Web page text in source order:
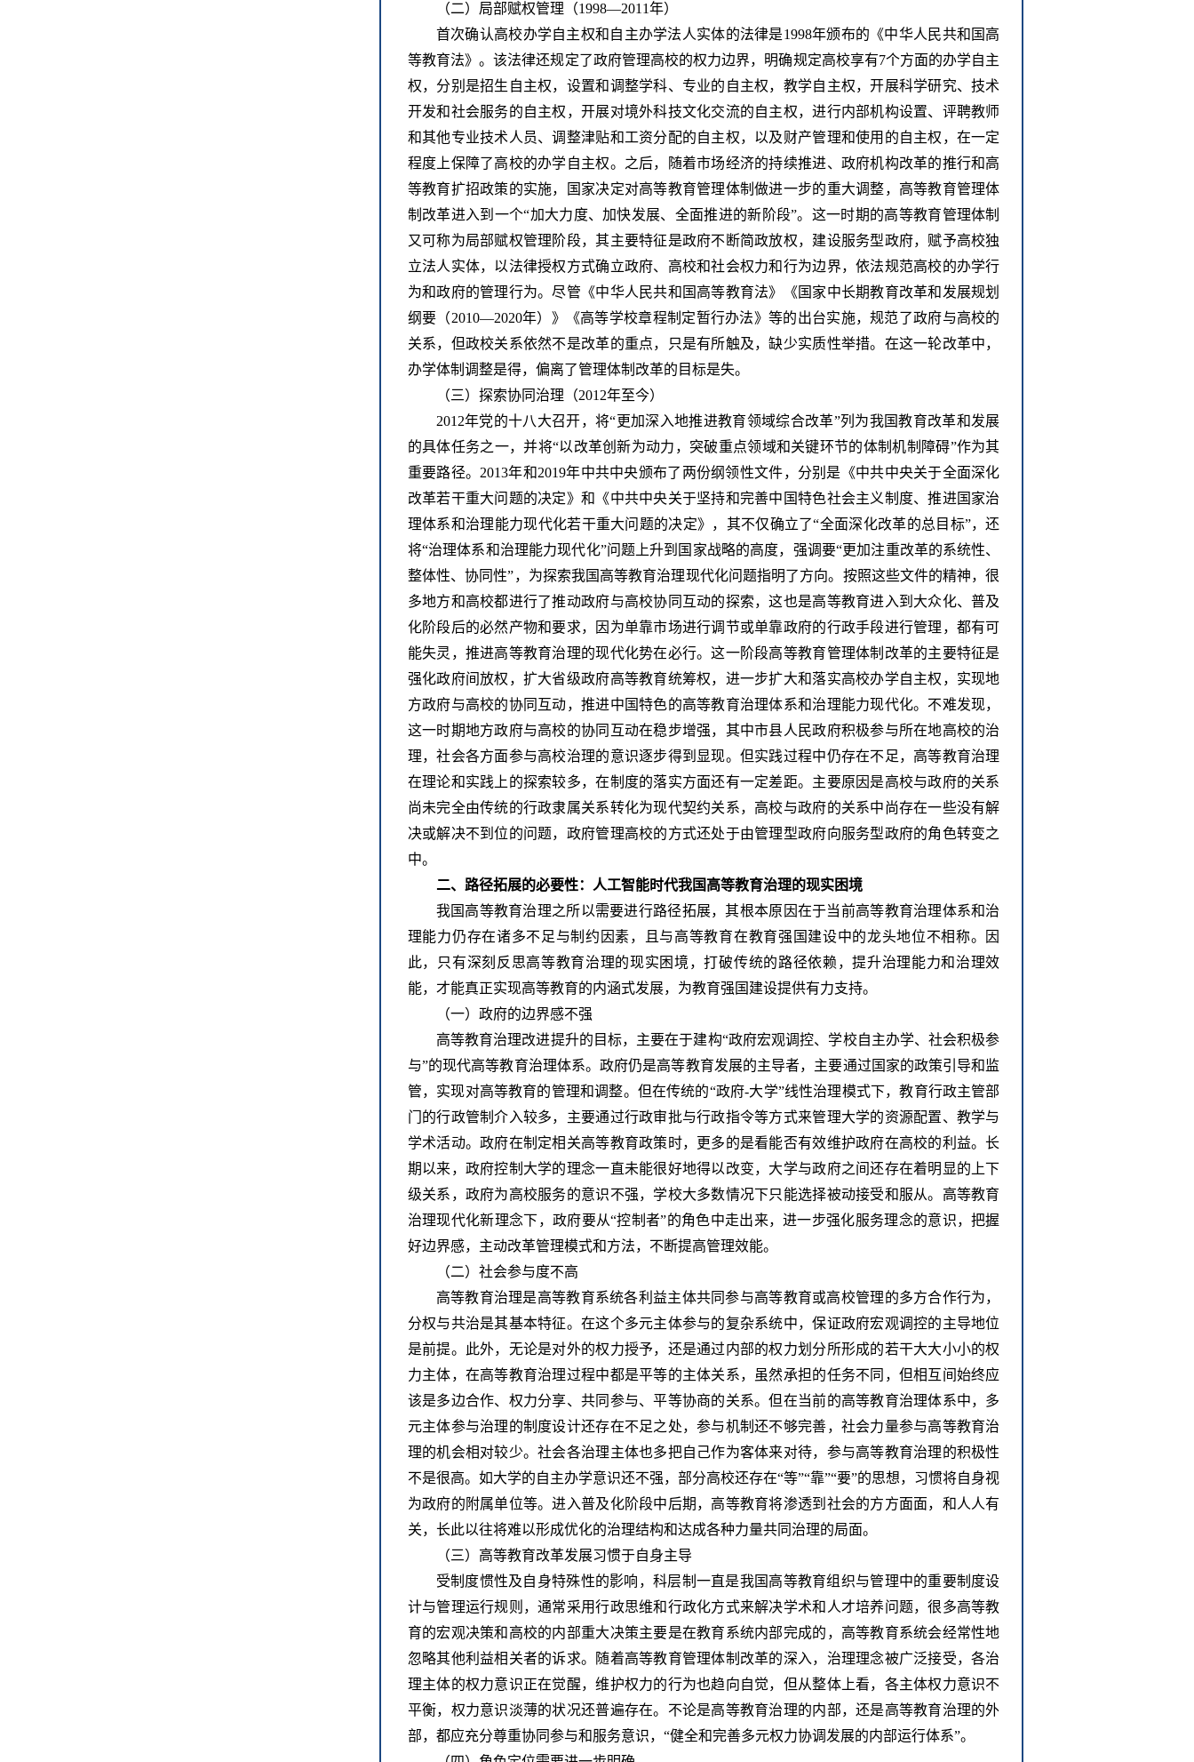
（二）局部赋权管理（1998—2011年）
首次确认高校办学自主权和自主办学法人实体的法律是1998年颁布的《中华人民共和国高
等教育法》。该法律还规定了政府管理高校的权力边界，明确规定高校享有7个方面的办学自主
权，分别是招生自主权，设置和调整学科、专业的自主权，教学自主权，开展科学研究、技术
开发和社会服务的自主权，开展对境外科技文化交流的自主权，进行内部机构设置、评聘教师
和其他专业技术人员、调整津贴和工资分配的自主权，以及财产管理和使用的自主权，在一定
程度上保障了高校的办学自主权。之后，随着市场经济的持续推进、政府机构改革的推行和高
等教育扩招政策的实施，国家决定对高等教育管理体制做进一步的重大调整，高等教育管理体
制改革进入到一个“加大力度、加快发展、全面推进的新阶段”。这一时期的高等教育管理体制
又可称为局部赋权管理阶段，其主要特征是政府不断简政放权，建设服务型政府，赋予高校独
立法人实体，以法律授权方式确立政府、高校和社会权力和行为边界，依法规范高校的办学行
为和政府的管理行为。尽管《中华人民共和国高等教育法》《国家中长期教育改革和发展规划
纲要（2010—2020年）》《高等学校章程制定暂行办法》等的出台实施，规范了政府与高校的
关系，但政校关系依然不是改革的重点，只是有所触及，缺少实质性举措。在这一轮改革中，
办学体制调整是得，偏离了管理体制改革的目标是失。
（三）探索协同治理（2012年至今）
2012年党的十八大召开，将“更加深入地推进教育领域综合改革”列为我国教育改革和发展
的具体任务之一，并将“以改革创新为动力，突破重点领域和关键环节的体制机制障碍”作为其
重要路径。2013年和2019年中共中央颁布了两份纲领性文件，分别是《中共中央关于全面深化
改革若干重大问题的决定》和《中共中央关于坚持和完善中国特色社会主义制度、推进国家治
理体系和治理能力现代化若干重大问题的决定》，其不仅确立了“全面深化改革的总目标”，还
将“治理体系和治理能力现代化”问题上升到国家战略的高度，强调要“更加注重改革的系统性、
整体性、协同性”，为探索我国高等教育治理现代化问题指明了方向。按照这些文件的精神，很
多地方和高校都进行了推动政府与高校协同互动的探索，这也是高等教育进入到大众化、普及
化阶段后的必然产物和要求，因为单靠市场进行调节或单靠政府的行政手段进行管理，都有可
能失灵，推进高等教育治理的现代化势在必行。这一阶段高等教育管理体制改革的主要特征是
强化政府间放权，扩大省级政府高等教育统筹权，进一步扩大和落实高校办学自主权，实现地
方政府与高校的协同互动，推进中国特色的高等教育治理体系和治理能力现代化。不难发现，
这一时期地方政府与高校的协同互动在稳步增强，其中市县人民政府积极参与所在地高校的治
理，社会各方面参与高校治理的意识逐步得到显现。但实践过程中仍存在不足，高等教育治理
在理论和实践上的探索较多，在制度的落实方面还有一定差距。主要原因是高校与政府的关系
尚未完全由传统的行政隶属关系转化为现代契约关系，高校与政府的关系中尚存在一些没有解
决或解决不到位的问题，政府管理高校的方式还处于由管理型政府向服务型政府的角色转变之
中。
二、路径拓展的必要性：人工智能时代我国高等教育治理的现实困境
我国高等教育治理之所以需要进行路径拓展，其根本原因在于当前高等教育治理体系和治
理能力仍存在诸多不足与制约因素，且与高等教育在教育强国建设中的龙头地位不相称。因
此，只有深刻反思高等教育治理的现实困境，打破传统的路径依赖，提升治理能力和治理效
能，才能真正实现高等教育的内涵式发展，为教育强国建设提供有力支持。
（一）政府的边界感不强
高等教育治理改进提升的目标，主要在于建构“政府宏观调控、学校自主办学、社会积极参
与”的现代高等教育治理体系。政府仍是高等教育发展的主导者，主要通过国家的政策引导和监
管，实现对高等教育的管理和调整。但在传统的“政府-大学”线性治理模式下，教育行政主管部
门的行政管制介入较多，主要通过行政审批与行政指令等方式来管理大学的资源配置、教学与
学术活动。政府在制定相关高等教育政策时，更多的是看能否有效维护政府在高校的利益。长
期以来，政府控制大学的理念一直未能很好地得以改变，大学与政府之间还存在着明显的上下
级关系，政府为高校服务的意识不强，学校大多数情况下只能选择被动接受和服从。高等教育
治理现代化新理念下，政府要从“控制者”的角色中走出来，进一步强化服务理念的意识，把握
好边界感，主动改革管理模式和方法，不断提高管理效能。
（二）社会参与度不高
高等教育治理是高等教育系统各利益主体共同参与高等教育或高校管理的多方合作行为，
分权与共治是其基本特征。在这个多元主体参与的复杂系统中，保证政府宏观调控的主导地位
是前提。此外，无论是对外的权力授予，还是通过内部的权力划分所形成的若干大大小小的权
力主体，在高等教育治理过程中都是平等的主体关系，虽然承担的任务不同，但相互间始终应
该是多边合作、权力分享、共同参与、平等协商的关系。但在当前的高等教育治理体系中，多
元主体参与治理的制度设计还存在不足之处，参与机制还不够完善，社会力量参与高等教育治
理的机会相对较少。社会各治理主体也多把自己作为客体来对待，参与高等教育治理的积极性
不是很高。如大学的自主办学意识还不强，部分高校还存在“等”“靠”“要”的思想，习惯将自身视
为政府的附属单位等。进入普及化阶段中后期，高等教育将渗透到社会的方方面面，和人人有
关，长此以往将难以形成优化的治理结构和达成各种力量共同治理的局面。
（三）高等教育改革发展习惯于自身主导
受制度惯性及自身特殊性的影响，科层制一直是我国高等教育组织与管理中的重要制度设
计与管理运行规则，通常采用行政思维和行政化方式来解决学术和人才培养问题，很多高等教
育的宏观决策和高校的内部重大决策主要是在教育系统内部完成的，高等教育系统会经常性地
忽略其他利益相关者的诉求。随着高等教育管理体制改革的深入，治理理念被广泛接受，各治
理主体的权力意识正在觉醒，维护权力的行为也趋向自觉，但从整体上看，各主体权力意识不
平衡，权力意识淡薄的状况还普遍存在。不论是高等教育治理的内部，还是高等教育治理的外
部，都应充分尊重协同参与和服务意识， “健全和完善多元权力协调发展的内部运行体系”。